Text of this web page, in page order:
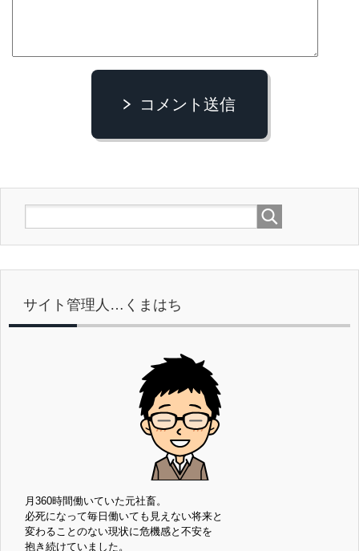
コメント送信
サイト管理人…くまはち
月360時間働いていた元社畜。
必死になって毎日働いても見えない将来と
変わることのない現状に危機感と不安を
抱き続けていました。